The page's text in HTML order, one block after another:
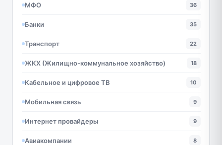
МФО 36
Банки 35
Транспорт 22
ЖКХ (Жилищно-коммунальное хозяйство) 18
Кабельное и цифровое ТВ 10
Мобильная связь 9
Интернет провайдеры 9
Авиакомпании 8